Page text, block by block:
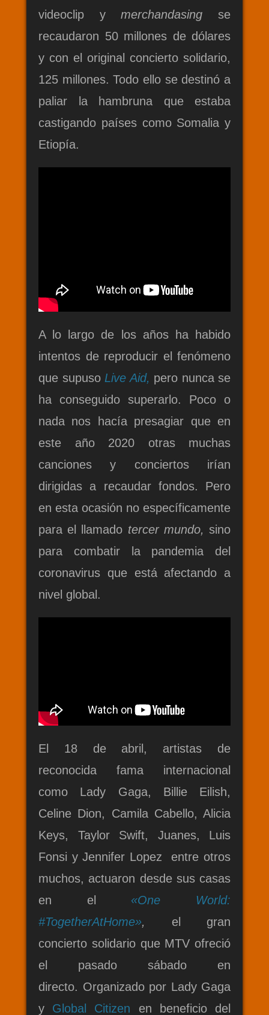
videoclip ymerchandasing se
recaudaron 50 millones de dólares
y con el original concierto solidario,
125 millones. Todo ello se destinó a
paliar la hambruna que estaba
castigando países como Somalia y
Etiopía.
A lo largo de los años ha habido
intentos de reproducir el fenómeno
que supuso Live Aid, pero nunca se
ha conseguido superarlo. Poco o
nada nos hacía presagiar que en
este año 2020 otras muchas
canciones y conciertos irían
dirigidas a recaudar fondos. Pero
en esta ocasión no específicamente
para el llamado tercer mundo, sino
para combatir la pandemia del
coronavirus que está afectando a
nivel global.
El 18 de abril, artistas de
reconocida fama internacional
como Lady Gaga, Billie Eilish,
Celine Dion, Camila Cabello, Alicia
Keys, Taylor Swift, Juanes, Luis
Fonsi y Jennifer Lopez entre otros
muchos, actuaron desde sus casas
en el «One World:
#TogetherAtHome»,
el gran
concierto solidario que MTV ofreció
el pasado sábado en
directo. Organizado por Lady Gaga
y Global Citizen en beneficio del